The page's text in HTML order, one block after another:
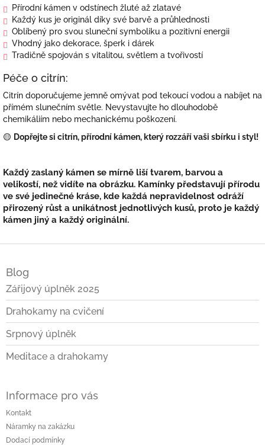
Přírodní kámen v odstínech žluté až zlatavé
Každý kus je originál díky své barvě a průhlednosti
Oblíbený pro svou sluneční symboliku a pozitivní energii
Vhodný jako dekorace, šperk i dárek
Tradičně spojován s vitalitou, světlem a tvořivostí
Péče o citrín:
Citrín doporučujeme jemně omývat pod tekoucí vodou a nabíjet na
přímém slunečním světle. Nevystavujte ho dlouhodobě
chemikáliím nebo mechanickému poškození.
🟡 Dopřejte si citrín, přírodní kámen, který rozzáří vaši sbírku i styl!
Každý zaslaný kámen se mírně liší tvarem, barvou a
velikostí, než vidíte na obrázku. Kamínky představují přírodu
ve své jedinečné kráse, kde každá nepravidelnost odráží
přirozený růst a unikátnost jednotlivých kusů, proto je každý
kámen jiný a každý originální.
Blog
Zářijový úplněk 2025
Drahokamy na cvičení
Srpnový úplněk
Meditace a drahokamy
Informace pro vás
Kontakt
Náramky na zakázku
Dodací podmínky